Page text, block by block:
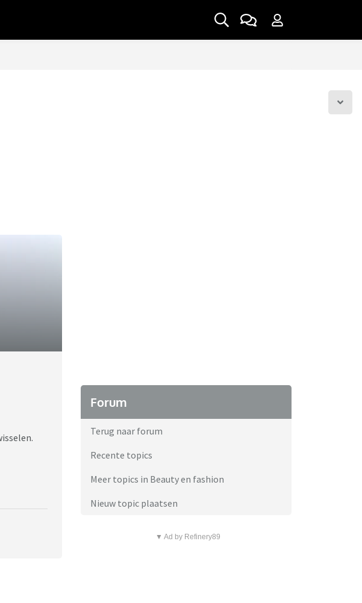
Forum
Terug naar forum
Recente topics
Meer topics in Beauty en fashion
Nieuw topic plaatsen
▼ Ad by Refinery89